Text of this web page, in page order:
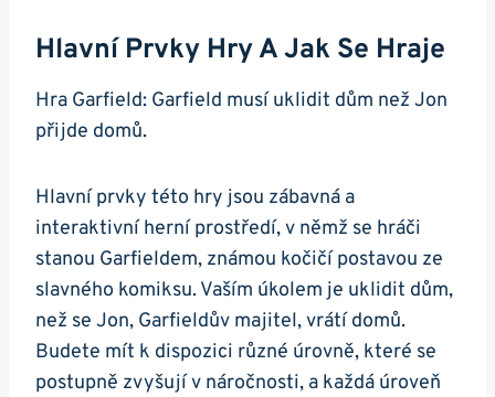
Hlavní Prvky Hry A Jak Se Hraje
Hra Garfield: Garfield musí uklidit dům než Jon
přijde domů.
Hlavní prvky této hry jsou zábavná a
interaktivní herní prostředí, v němž se hráči
stanou Garfieldem, známou kočičí postavou ze
slavného komiksu. Vaším úkolem je uklidit dům,
než se Jon, Garfieldův majitel, vrátí domů.
Budete mít k dispozici různé úrovně, které se
postupně zvyšují v náročnosti, a každá úroveň